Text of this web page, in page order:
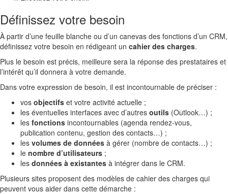
Définissez votre besoin
À partir d’une feuille blanche ou d’un canevas des fonctions d’un CRM,
définissez votre besoin en rédigeant un cahier des charges.
Plus le besoin est précis, meilleure sera la réponse des prestataires et
l’intérêt qu’il donnera à votre demande.
Dans votre expression de besoin, il est incontournable de préciser :
vos objectifs et votre activité actuelle ;
les éventuelles interfaces avec d’autres outils (Outlook…) ;
les fonctions incontournables (agenda rendez-vous,
publication contenu, gestion des contacts…) ;
les volumes de données à gérer (nombre de contacts…) ;
le nombre d’utilisateurs ;
les données à existantes à intégrer dans le CRM.
Plusieurs sites proposent des modèles de cahier des charges qui
peuvent vous aider dans cette démarche :